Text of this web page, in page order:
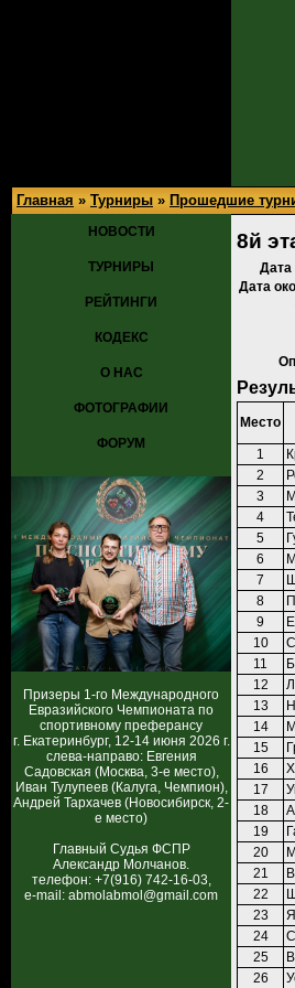
Главная » Турниры » Прошедшие
НОВОСТИ
ТУРНИРЫ
РЕЙТИНГИ
КОДЕКС
О НАС
ФОТОГРАФИИ
ФОРУМ
Призеры 1-го Международного
Евразийского Чемпионата по
спортивному преферансу
г. Екатеринбург, 12-14 июня 2026 г.
слева-направо: Евгения
Садовская (Москва, 3-е место),
Иван Тулупеев (Калуга, Чемпион),
Андрей Тархачев (Новосибирск, 2-
е место)
Главный Судья ФСПР
Александр Молчанов.
телефон: +7(916) 742-16-03,
e-mail: abmolabmol@gmail.com
8й
Дата
Дата
Место
1
2
3
4
5
6
7
8
9
10
11
12
13
14
15
16
17
18
19
20
21
22
23
24
25
26